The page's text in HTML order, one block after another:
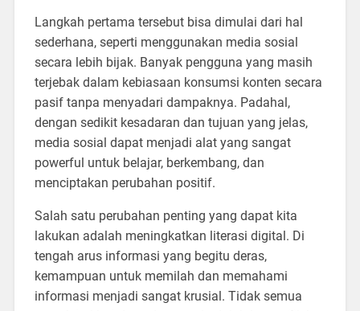
Langkah pertama tersebut bisa dimulai dari hal
sederhana, seperti menggunakan media sosial
secara lebih bijak. Banyak pengguna yang masih
terjebak dalam kebiasaan konsumsi konten secara
pasif tanpa menyadari dampaknya. Padahal,
dengan sedikit kesadaran dan tujuan yang jelas,
media sosial dapat menjadi alat yang sangat
powerful untuk belajar, berkembang, dan
menciptakan perubahan positif.
Salah satu perubahan penting yang dapat kita
lakukan adalah meningkatkan literasi digital. Di
tengah arus informasi yang begitu deras,
kemampuan untuk memilah dan memahami
informasi menjadi sangat krusial. Tidak semua